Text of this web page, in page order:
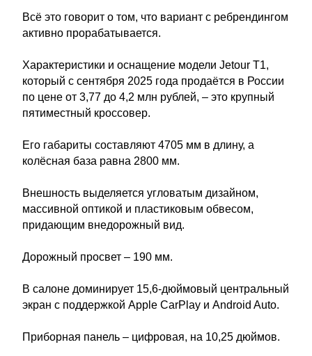
Всё это говорит о том, что вариант с ребрендингом
активно прорабатывается.
Характеристики и оснащение модели Jetour T1,
который с сентября 2025 года продаётся в России
по цене от 3,77 до 4,2 млн рублей, – это крупный
пятиместный кроссовер.
Его габариты составляют 4705 мм в длину, а
колёсная база равна 2800 мм.
Внешность выделяется угловатым дизайном,
массивной оптикой и пластиковым обвесом,
придающим внедорожный вид.
Дорожный просвет – 190 мм.
В салоне доминирует 15,6-дюймовый центральный
экран с поддержкой Apple CarPlay и Android Auto.
Приборная панель – цифровая, на 10,25 дюймов.